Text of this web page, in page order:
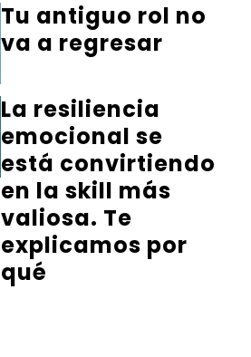
Tu antiguo rol no
va a regresar
La resiliencia
emocional se
está convirtiendo
en la skill más
valiosa. Te
explicamos por
qué